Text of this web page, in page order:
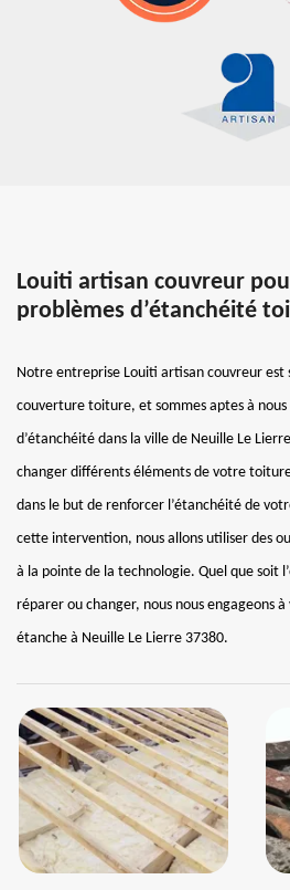
Louiti artisan couvreur
problèmes d’étanchéité
Notre entreprise Louiti artisan couvreur est
couverture toiture, et sommes aptes à nous
d’étanchéité dans la ville de Neuille Le
changer différents éléments de votre
dans le but de renforcer l’étanchéité de
cette intervention, nous allons utiliser des
à la pointe de la technologie. Quel que soit
réparer ou changer, nous nous engageons
étanche à Neuille Le Lierre 37380.